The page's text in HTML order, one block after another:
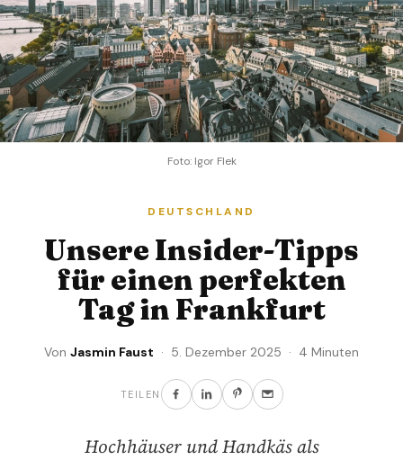
Foto: Igor Flek
DEUTSCHLAND
Unsere Insider-Tipps
für einen perfekten
Tag in Frankfurt
Von Jasmin Faust · 5. Dezember 2025 · 4 Minuten
TEILEN
Hochhäuser und Handkäs als